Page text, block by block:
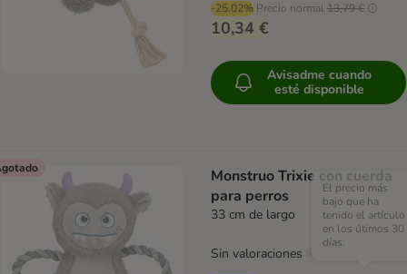
-25.02% Precio normal 13,79 €
10,34 €
Avisadme cuando
esté disponible
Monstruo Trixie con cuerda
para perros
33 cm de largo
El precio más
bajo que ha
tenido el artículo
en los útimos 30
días.
Sin valoraciones